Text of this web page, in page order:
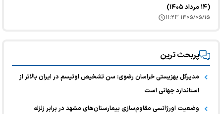
(۱۴ مرداد ۱۴۰۵)
۱۴۰۵/۰۵/۱۵ ۱۱:۲۳
پربحث ترین
مدیرکل بهزیستی خراسان رضوی: سن تشخیص اوتیسم در ایران بالاتر از
استاندارد جهانی است
وضعیت اورژانسی مقاوم‌سازی بیمارستان‌های مشهد در برابر زلزله